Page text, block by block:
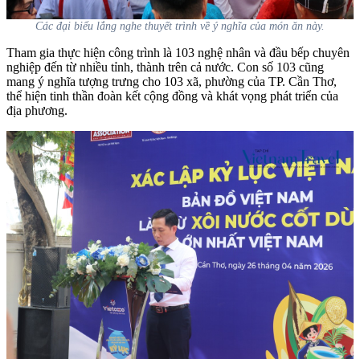
Các đại biểu lắng nghe thuyết trình về ý nghĩa của món ăn này.
Tham gia thực hiện công trình là 103 nghệ nhân và đầu bếp chuyên
nghiệp đến từ nhiều tỉnh, thành trên cả nước. Con số 103 cũng
mang ý nghĩa tượng trưng cho 103 xã, phường của TP. Cần Thơ,
thể hiện tinh thần đoàn kết cộng đồng và khát vọng phát triển của
địa phương.